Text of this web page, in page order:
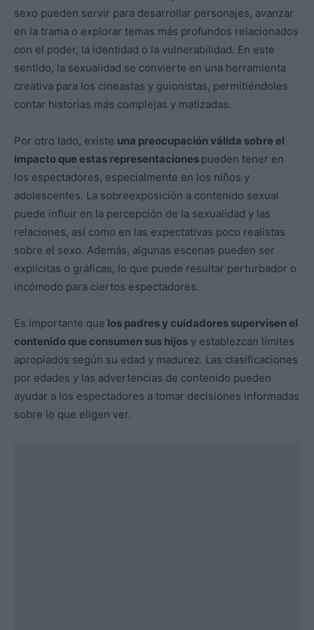
sexo pueden servir para desarrollar personajes, avanzar
en la trama o explorar temas más profundos relacionados
con el poder, la identidad o la vulnerabilidad. En este
sentido, la sexualidad se convierte en una herramienta
creativa para los cineastas y guionistas, permitiéndoles
contar historias más complejas y matizadas.
Por otro lado, existe una preocupación válida sobre el
impacto que estas representaciones pueden tener en
los espectadores, especialmente en los niños y
adolescentes. La sobreexposición a contenido sexual
puede influir en la percepción de la sexualidad y las
relaciones, así como en las expectativas poco realistas
sobre el sexo. Además, algunas escenas pueden ser
explícitas o gráficas, lo que puede resultar perturbador o
incómodo para ciertos espectadores.
Es importante que los padres y cuidadores supervisen el
contenido que consumen sus hijos y establezcan límites
apropiados según su edad y madurez. Las clasificaciones
por edades y las advertencias de contenido pueden
ayudar a los espectadores a tomar decisiones informadas
sobre lo que eligen ver.